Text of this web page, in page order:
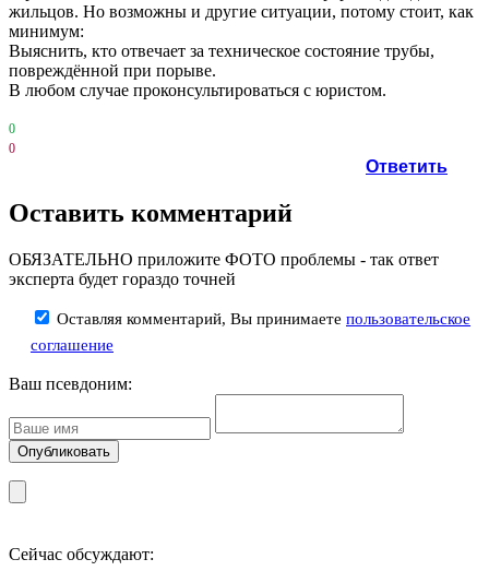
жильцов. Но возможны и другие ситуации, потому стоит, как
минимум:
Выяснить, кто отвечает за техническое состояние трубы,
повреждённой при порыве.
В любом случае проконсультироваться с юристом.
0
0
Ответить
Оставить комментарий
ОБЯЗАТЕЛЬНО приложите ФОТО проблемы - так ответ
эксперта будет гораздо точней
Оставляя комментарий, Вы принимаете пользовательское
соглашение
Ваш псевдоним:
Сейчас обсуждают: